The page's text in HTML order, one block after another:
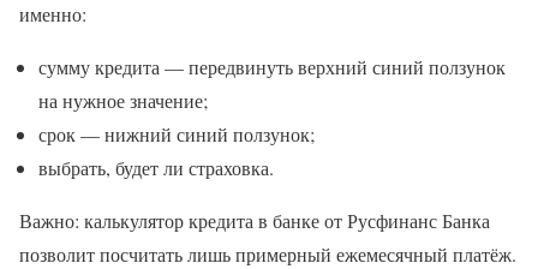
именно:
сумму кредита — передвинуть верхний синий ползунок
на нужное значение;
срок — нижний синий ползунок;
выбрать, будет ли страховка.
Важно: калькулятор кредита в банке от Русфинанс Банка
позволит посчитать лишь примерный ежемесячный платёж.